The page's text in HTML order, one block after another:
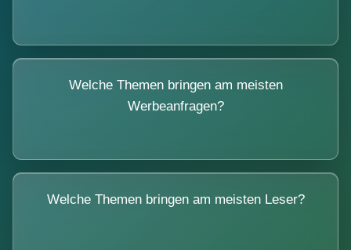
Welche Themen bringen am meisten
Werbeanfragen?
Welche Themen bringen am meisten Leser?